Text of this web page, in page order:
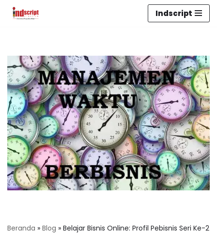
Indscript
Beranda » Blog » Belajar Bisnis Online: Profil Pebisnis Seri Ke-2